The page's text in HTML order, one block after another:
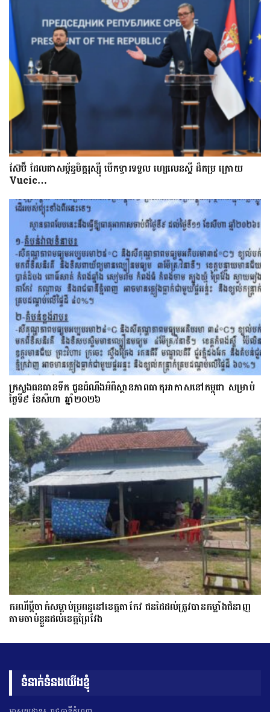
ស៊ែប៊ី​ ដែល​ជា​សម្ព័ន្ធមិត្តរុស្ស៊ី បើក​ទ្វារទទួល​ ហ្សេលេនស្គី​​ ដ៏​កម្រ ក្រោយ
Vucic…
ក្រសួងធនធានទឹក ជូនដំណឹងអំពីស្ថានភាពធាតុអាកាសនៅកម្ពុជា សម្រាប់
ថ្ងៃទី៩ ខែសីហា ឆ្នាំ២០២៦
ករណីប្ដីចាក់សម្លាប់ប្រពន្ធនៅខេត្តតាកែវ ជនដៃដល់ត្រូវបានកម្លាំងជំនាញ
តាមចាប់ខ្លួនដល់ខេត្តព្រៃវែង
ទំនាក់ទំនងយើងខ្ញុំ